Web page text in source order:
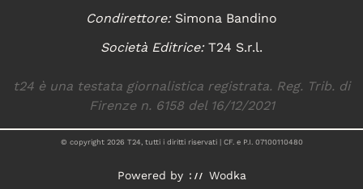
Condirettore:Simona Bandino
Società Editrice:T24 S.r.l.
t24 è una testata giornalistica registrata. Reg. Trib. di
Firenze n. 6158 del 16/12/2021
© copyright 2026 T24, tutti i diritti riservati | CF. e P.I. 07100110480
Powered by Wodka